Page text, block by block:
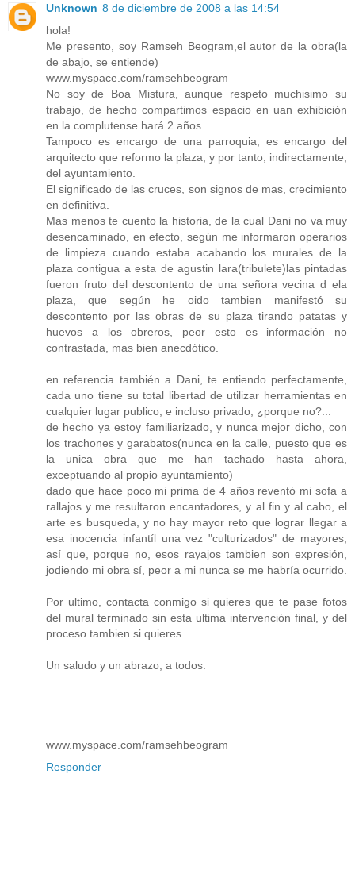
Unknown 8 de diciembre de 2008 a las 14:54
hola!
Me presento, soy Ramseh Beogram,el autor de la obra(la
de abajo, se entiende)
www.myspace.com/ramsehbeogram
No soy de Boa Mistura, aunque respeto muchisimo su
trabajo, de hecho compartimos espacio en uan exhibición
en la complutense hará 2 años.
Tampoco es encargo de una parroquia, es encargo del
arquitecto que reformo la plaza, y por tanto, indirectamente,
del ayuntamiento.
El significado de las cruces, son signos de mas, crecimiento
en definitiva.
Mas menos te cuento la historia, de la cual Dani no va muy
desencaminado, en efecto, según me informaron operarios
de limpieza cuando estaba acabando los murales de la
plaza contigua a esta de agustin lara(tribulete)las pintadas
fueron fruto del descontento de una señora vecina d ela
plaza, que según he oido tambien manifestó su
descontento por las obras de su plaza tirando patatas y
huevos a los obreros, peor esto es información no
contrastada, mas bien anecdótico.
en referencia también a Dani, te entiendo perfectamente,
cada uno tiene su total libertad de utilizar herramientas en
cualquier lugar publico, e incluso privado, ¿porque no?...
de hecho ya estoy familiarizado, y nunca mejor dicho, con
los trachones y garabatos(nunca en la calle, puesto que es
la unica obra que me han tachado hasta ahora,
exceptuando al propio ayuntamiento)
dado que hace poco mi prima de 4 años reventó mi sofa a
rallajos y me resultaron encantadores, y al fin y al cabo, el
arte es busqueda, y no hay mayor reto que lograr llegar a
esa inocencia infantíl una vez "culturizados" de mayores,
así que, porque no, esos rayajos tambien son expresión,
jodiendo mi obra sí, peor a mi nunca se me habría ocurrido.
Por ultimo, contacta conmigo si quieres que te pase fotos
del mural terminado sin esta ultima intervención final, y del
proceso tambien si quieres.
Un saludo y un abrazo, a todos.
www.myspace.com/ramsehbeogram
Responder